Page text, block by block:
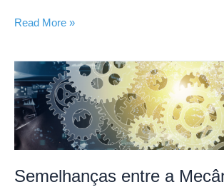
Read More »
Semelhanças entre a
Semelhanças
entre
a
Mecânica
e
Medicina.